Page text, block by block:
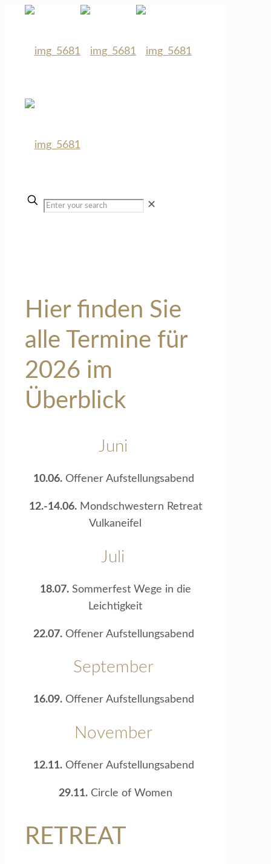
✕
Hier finden Sie
alle Termine für
2026 im
Überblick
Juni
10.06. Offener Aufstellungsabend
12.-14.06.Mondschwestern Retreat
Vulkaneifel
Juli
18.07.Sommerfest Wege in die
Leichtigkeit
22.07. Offener Aufstellungsabend
September
16.09. Offener Aufstellungsabend
November
12.11. Offener Aufstellungsabend
29.11.Circle of Women
RETREAT